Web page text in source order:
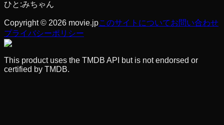
ひと:みちゃん
Copyright © 2026 movie.jpこのサイトについてお問い合わせ
プライバシーポリシー
This product uses the TMDB API but is not endorsed or
certified by TMDB.